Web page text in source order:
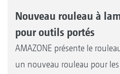
Nouveau rouleau à
pour outils portés
AMAZONE présente le
un nouveau rouleau pour